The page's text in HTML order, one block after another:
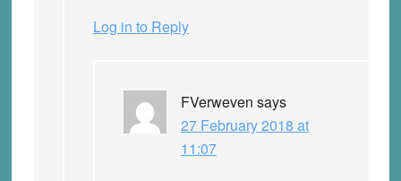
Log in to Reply
FVerweven says
27 February 2018 at
11:07